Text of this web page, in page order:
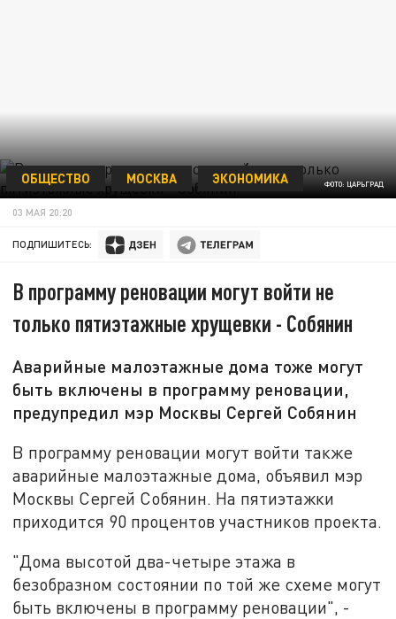
ФОТО: ЦАРЬГРАД
ОБЩЕСТВО МОСКВА ЭКОНОМИКА
03 МАЯ 20:20
ПОДПИШИТЕСЬ:
В программу реновации могут войти не
только пятиэтажные хрущевки - Собянин
Аварийные малоэтажные дома тоже могут
быть включены в программу реновации,
предупредил мэр Москвы Сергей Собянин
В программу реновации могут войти также
аварийные малоэтажные дома, объявил мэр
Москвы Сергей Собянин. На пятиэтажки
приходится 90 процентов участников проекта.
"Дома высотой два-четыре этажа в
безобразном состоянии по той же схеме могут
быть включены в программу реновации", -